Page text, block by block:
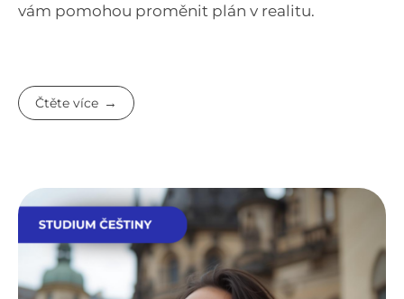
vám pomohou proměnit plán v realitu.
Čtěte více